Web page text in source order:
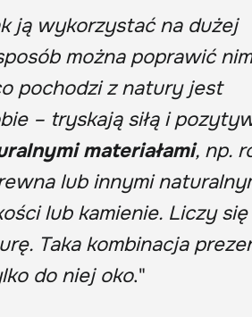
ją wykorzystać na dużej
można poprawić
pochodzi z natury jest
– tryskają siłą i
materiałami, np.
lub innymi
lub kamienie. Liczy się
Taka kombinacja
do niej oko."